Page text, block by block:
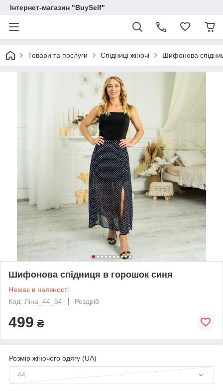
Інтернет-магазин "BuySelf"
Товари та послуги Спідниці жіночі Шифонова
Шифонова спідниця в горошок синя
Немає в наявності
Код: Ліна_44_54
Роздріб
499 ₴
Розмір жіночого одягу (UA)
44